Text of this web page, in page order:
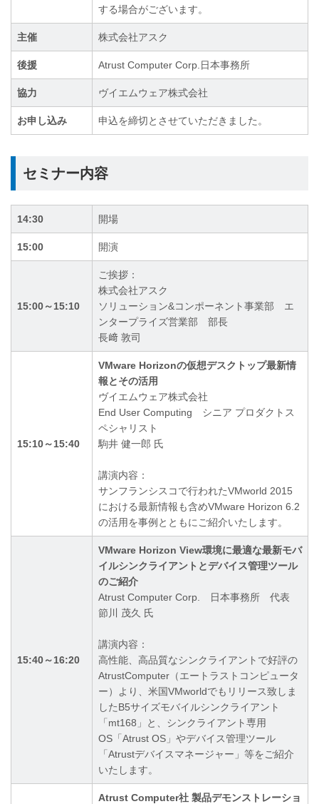
する場合がございます。
主催 株式会社アスク
後援 Atrust Computer Corp.日本事務所
協力 ヴイエムウェア株式会社
お申し込み 申込を締切とさせていただきました。
セミナー内容
14:30 開場
15:00 開演
15:00～15:10
ご挨拶：
株式会社アスク
ソリューション&コンポーネント事業部 エ
ンタープライズ営業部 部長
長﨑 敦司
15:10～15:40
VMware Horizonの仮想デスクトップ最新情
報とその活用
ヴイエムウェア株式会社
End User Computing シニア プロダクトス
ペシャリスト
駒井 健一郎 氏
講演内容：
サンフランシスコで行われたVMworld 2015
における最新情報も含めVMware Horizon 6.2
の活用を事例とともにご紹介いたします。
15:40～16:20
VMware Horizon View環境に最適な最新モバ
イルシンクライアントとデバイス管理ツール
のご紹介
Atrust Computer Corp. 日本事務所 代表
節川 茂久 氏
講演内容：
高性能、高品質なシンクライアントで好評の
AtrustComputer（エートラストコンピュータ
ー）より、米国VMworldでもリリース致しま
したB5サイズモバイルシンクライアント
「mt168」と、シンクライアント専用
OS「Atrust OS」やデバイス管理ツール
「Atrustデバイスマネージャー」等をご紹介
いたします。
Atrust Computer社 製品デモンストレーショ